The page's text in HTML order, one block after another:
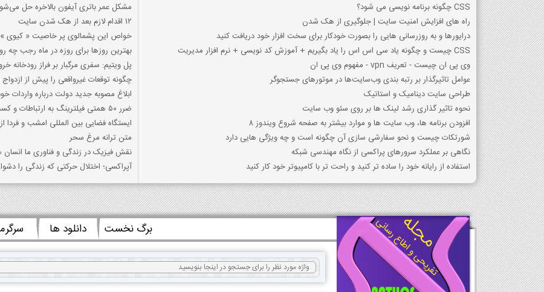
CSS چگونه برنامه نویسی می شود؟
راه های افزایش امنیت سایت | جلوگیری از هک شدن
درایورها و به روزرسانی هایی را بصورت خودکار برای سخت افزار خود دریافت کنید
CSS چیست و چگونه یاد سی اس اس را یاد بگیریم + آموزش کد نویسی + نرم افزار مدیریت
وی پی ان چیست - تعریف vpn - مفهوم وی پی ان
عوامل تاثیرگذار بر رتبه بندی وب‌سایت‌ها در موتورهای جستجوگر
طراحی سایت دینامیک و استاتیک
نحوه تاثیر گذاری رشد لینک ها بر روی سئو وب سایت
افزودن برنامه ها، وب سایت ها و موارد بیشتر به صفحه شروع ویندوز 8
شورتکات چیست و نحو سفارشی سازی آن چگونه است و چه ویژگی هایی دارد
نگاهی بر عملکرد سرورهای پراکسی از نگاه مهندسی شبکه
استفاده از رایانه خود را ساده تر کنید و راحت تر با کامپیوتر خود کار کنید
مشکل عمر باتری آیفون بالاخره حل
12 اقدام لازم بعد از هک شدن سایت
خواص این پشمالوی پر خاصیت « کیوی
بهترین روزها برای روزه در ماه رجب چه
پل ویتیم: سفری مرگبار بر فراز رودخانه
چگونه توقعات غیرواقعی را پیش از
ابلاغ مصوبه جدید دولت درباره واردات
ضرر ۵۰ همتی فیلترینگ به ارتباطات و کسب و کارها
ایستگاه فضایی بین المللی امشب و فردا
متن ترانه مرغ سحر
نقش فیزیک در زندگی و فناوری ما
آپراکسی؛ اختلال حرکتی که زندگی را
برگ نخست دانلود ها